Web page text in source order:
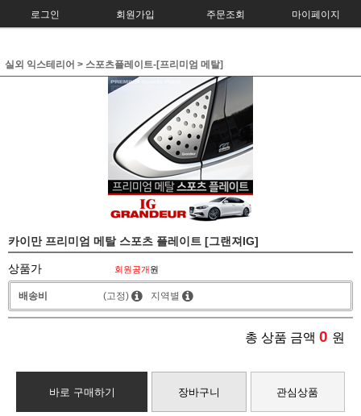
로그인 회원가입 주문조회 마이페이지
실외 익스테리어 > 스포츠플레이트-[프리미엄 메탈]
카이만 프리미엄 메탈 스포츠 플레이트 [그랜져IG]
상품가 회원공개원
배송비 (고정) 지역별
총 상품 금액 0 원
바로 구매하기 장바구니 관심상품